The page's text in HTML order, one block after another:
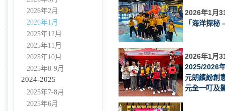
2026年2月
2026年1月
2025年12月
2025年11月
2025年10月
2025年8-9月
2024-2025
2025年7-8月
2025年6月
2026年1月
「海洋探秘
2026年1月
2025/2026
元朗繽紛創
元全一叮及